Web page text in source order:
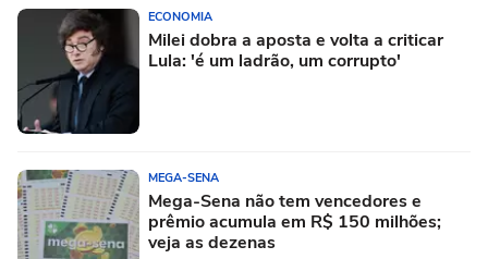
ECONOMIA
Milei dobra a aposta e volta a criticar
Lula: 'é um ladrão, um corrupto'
MEGA-SENA
Mega-Sena não tem vencedores e
prêmio acumula em R$ 150 milhões;
veja as dezenas